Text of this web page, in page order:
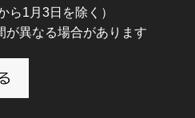
ら1月3日を除く）
異なる場合があります